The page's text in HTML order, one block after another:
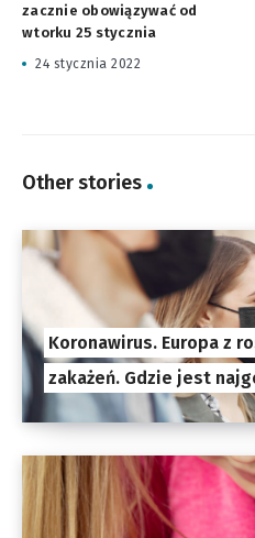
zacznie obowiązywać od
wtorku 25 stycznia
24 stycznia 2022
Other stories
Koronawirus. Europa z
zakażeń. Gdzie jest